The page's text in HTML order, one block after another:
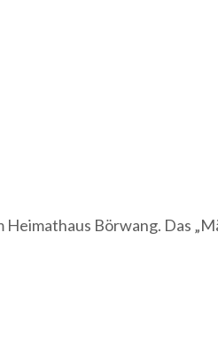
Börwang. Das